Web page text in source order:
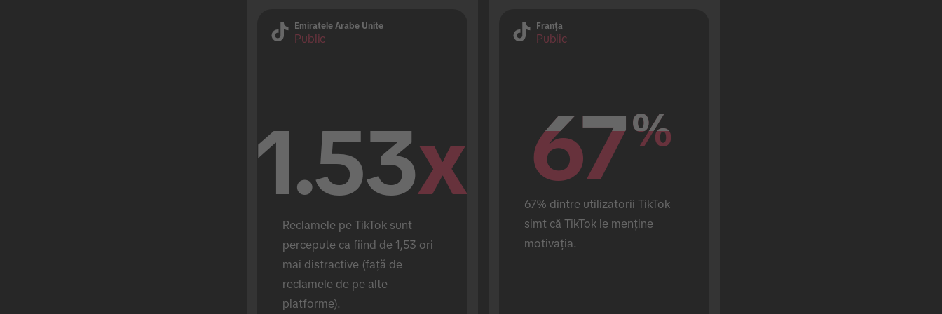
Emiratele Arabe Unite
Public
1.53x
Reclamele pe TikTok sunt
percepute ca fiind de 1,53 ori
mai distractive (față de
reclamele de pe alte
platforme).
Franța
Public
67%
67%
67% dintre utilizatorii TikTok
simt că TikTok le menține
motivația.